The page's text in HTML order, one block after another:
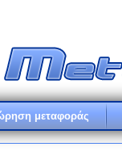
μεταφοράς